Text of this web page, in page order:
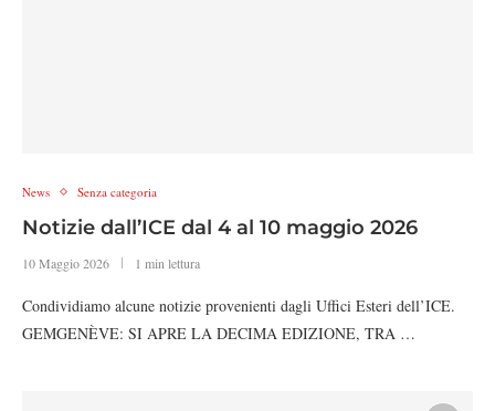
News Senza categoria
Notizie dall’ICE dal 4 al 10 maggio 2026
10 Maggio 2026 1 min lettura
Condividiamo alcune notizie provenienti dagli Uffici Esteri dell’ICE.
GEMGENÈVE: SI APRE LA DECIMA EDIZIONE, TRA …